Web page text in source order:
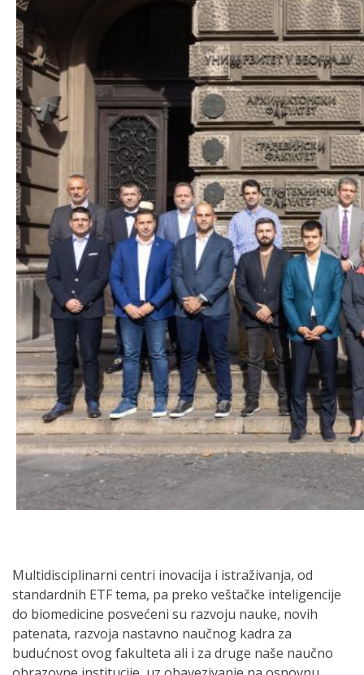
Multidisciplinarni centri inovacija i istraživanja, od
standardnih ETF tema, pa preko veštačke inteligencije
do biomedicine posvećeni su razvoju nauke, novih
patenata, razvoja nastavno naučnog kadra za
budućnost ovog fakulteta ali i za druge naše naučno